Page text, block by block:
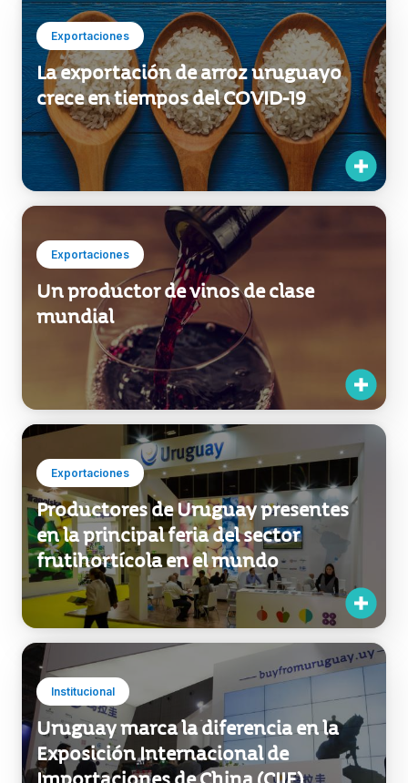
Exportaciones
La exportación de arroz uruguayo
crece en tiempos del COVID-19
Exportaciones
Un productor de vinos de clase
mundial
Exportaciones
Productores de Uruguay presentes
en la principal feria del sector
frutihortícola en el mundo
Uruguay marca la diferencia en la
Exposición Internacional de